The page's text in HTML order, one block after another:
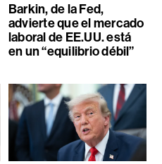
Barkin, de la Fed,
advierte que el mercado
laboral de EE.UU. está
en un “equilibrio débil”